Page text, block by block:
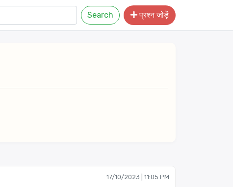
Search प्रश्न जोड़ें
17/10/2023 | 11:05 PM